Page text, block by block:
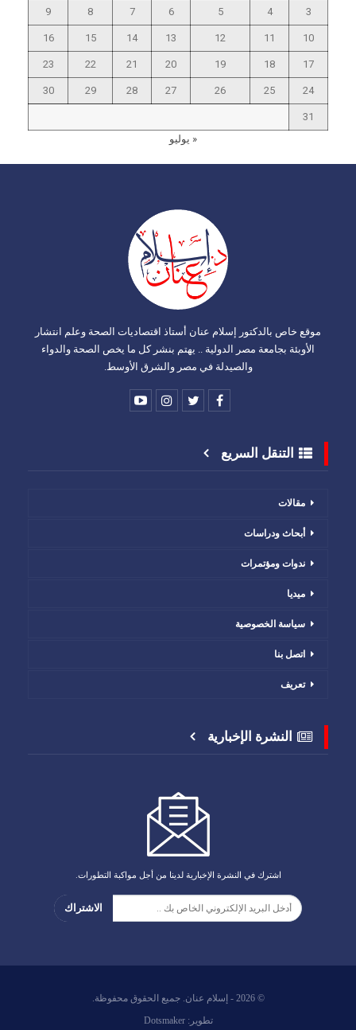
3
4
5
6
7
8
9
10
11
12
13
14
15
16
17
18
19
20
21
22
23
24
25
26
27
28
29
30
31
« يوليو
موقع خاص بالدكتور إسلام عنان أستاذ اقتصاديات الصحة وعلم انتشار
الأوبئة بجامعة مصر الدولية .. يهتم بنشر كل ما يخص الصحة والدواء
والصيدلة في مصر والشرق الأوسط.
التنقل السريع
مقالات
أبحاث ودراسات
ندوات ومؤتمرات
ميديا
سياسة الخصوصية
اتصل بنا
تعريف
النشرة الإخبارية
اشترك في النشرة الإخبارية لدينا من أجل مواكبة التطورات.
الاشتراك
© 2026 - إسلام عنان. جميع الحقوق محفوظة.
تطوير:Dotsmaker